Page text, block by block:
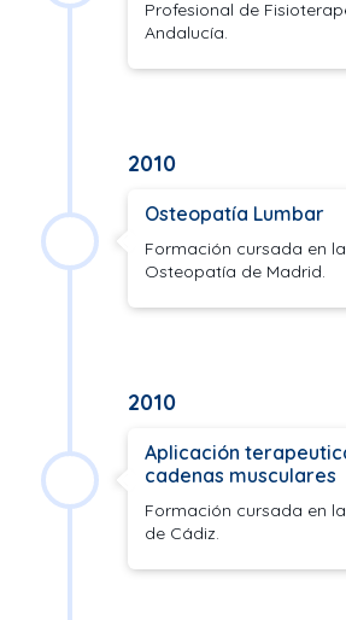
Profesional de
Andalucía.
2010
Osteopatía Lumbar
Formación cursada en
Osteopatía de Madrid.
2010
Aplicación
cadenas musculares
Formación cursada en
de Cádiz.